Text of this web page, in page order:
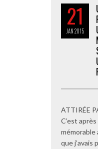
21
JAN2015
ATTIRÉE
C’est
que j’avais